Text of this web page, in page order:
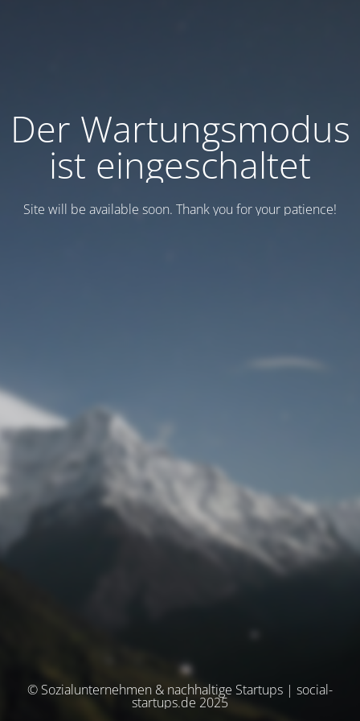
Der Wartungsmodus
ist eingeschaltet
Site will be available soon. Thank you for your patience!
© Sozialunternehmen & nachhaltige Startups | social-
startups.de 2025